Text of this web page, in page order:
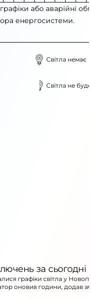
або аварійні
енергосистеми.
Світла немає
Світла не
за сьогодні
графіки світла у
оновив години, додав